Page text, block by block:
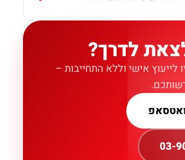
לדרך?
לייעוץ אישי וללא התחייבות –
03-